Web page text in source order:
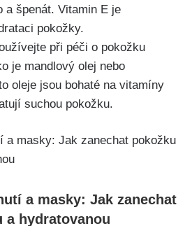
a špenát. Vitamin E je
pokožky.
při péči o pokožku
je⁢ mandlový ​olej nebo
oleje jsou bohaté na vitamíny
suchou pokožku.
a masky: Jak zanechat
a hydratovanou